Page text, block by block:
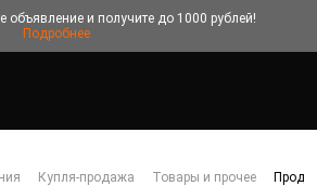
объявление и получите до 1000 рублей!
Подробнее
Купля-продажа Товары и прочее